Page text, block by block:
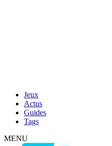
Jeux
Actus
Guides
Tags
MENU